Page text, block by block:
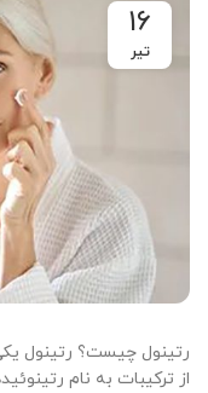
16
تیر
از ترکیبات به نام